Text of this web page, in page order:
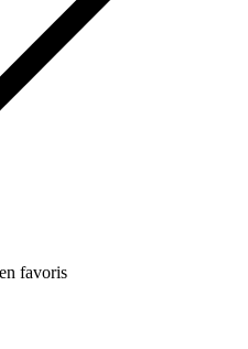
favoris